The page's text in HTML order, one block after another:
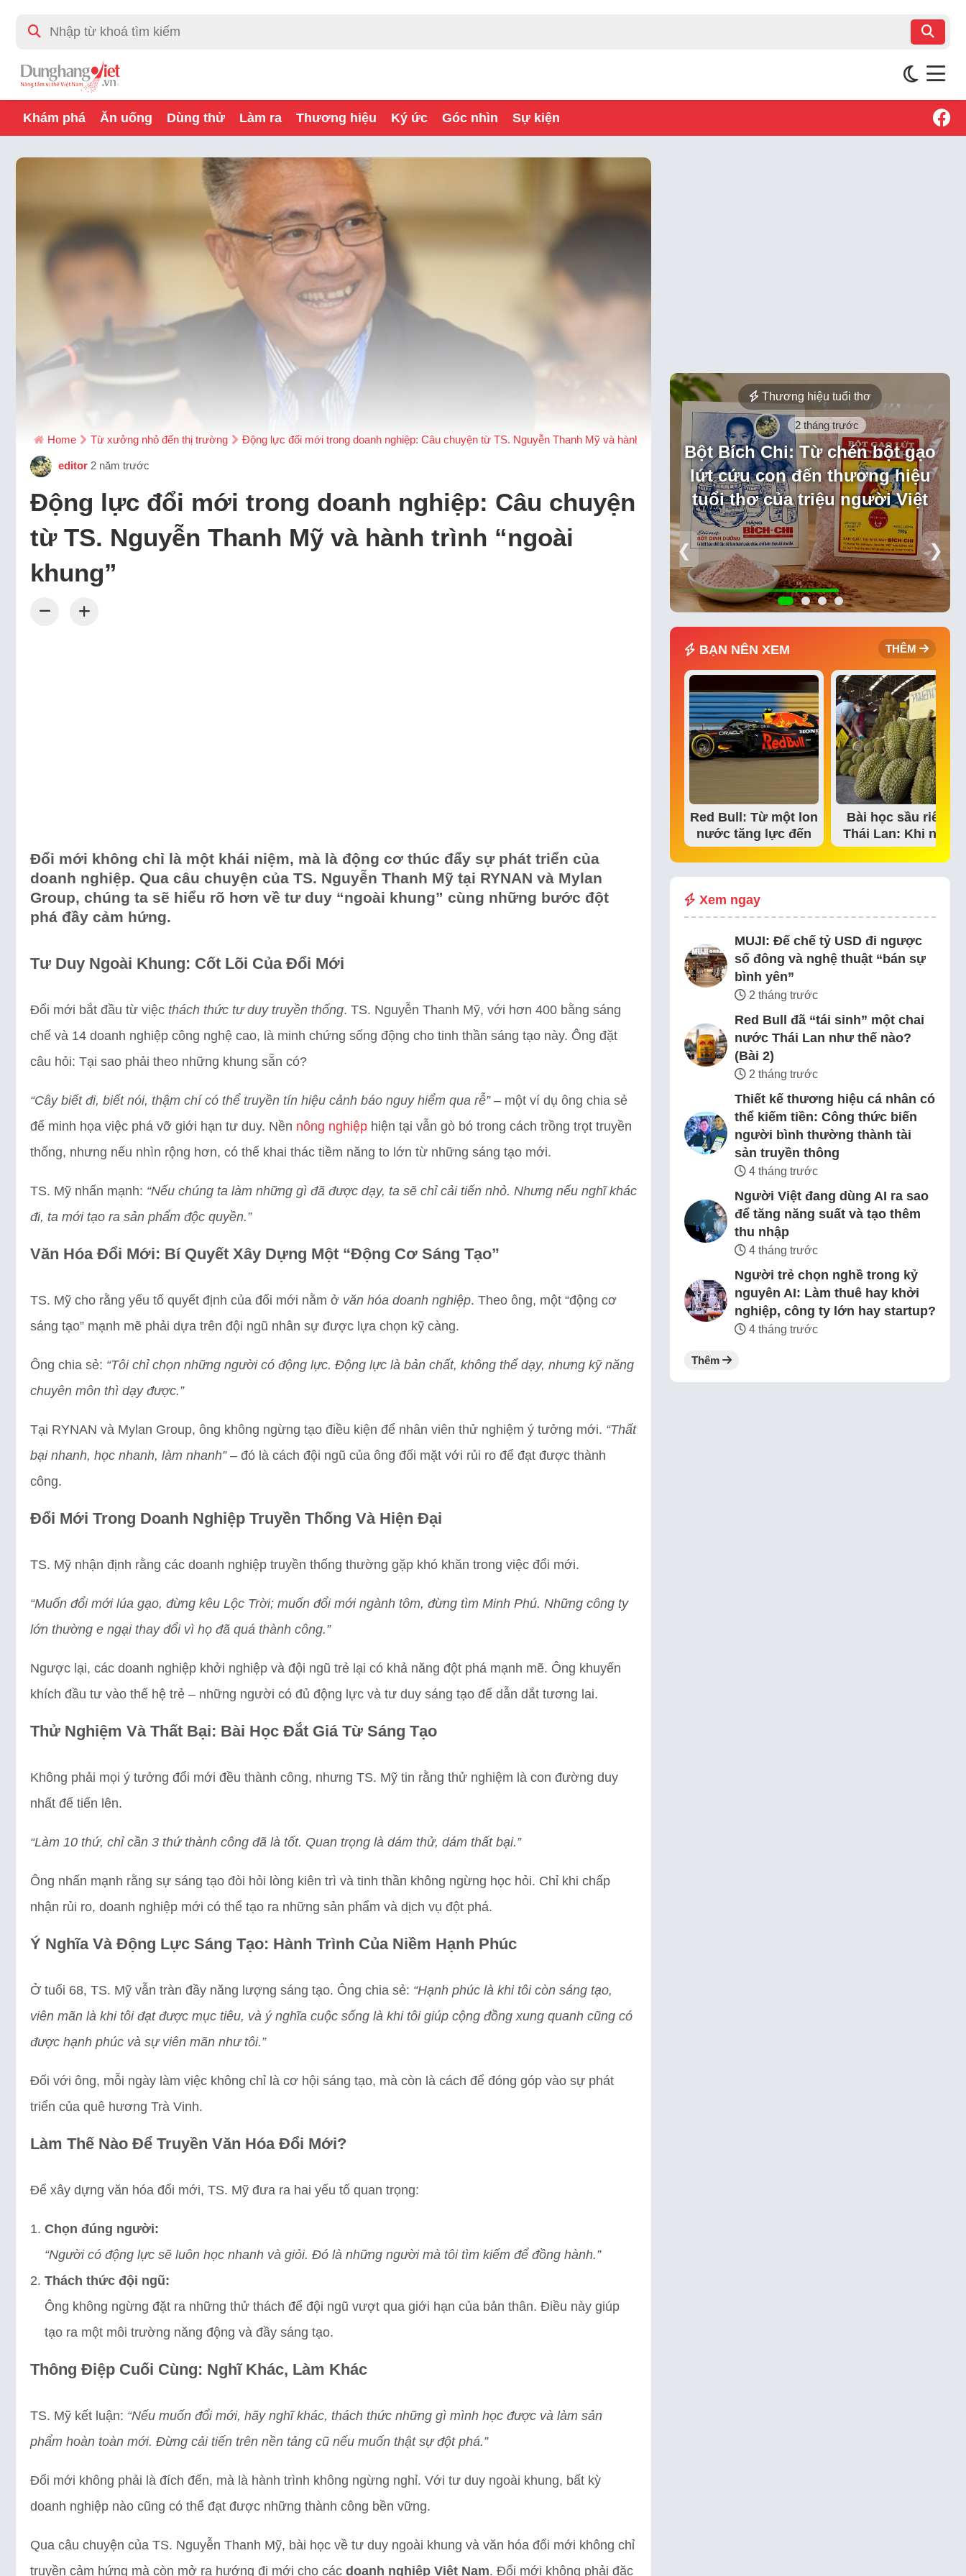
Khám phá Ăn uống Dùng thử Làm ra Thương hiệu Ký ức Góc nhìn Sự kiện
Home Từ xưởng nhỏ đến thị trường Động lực đổi mới trong doanh nghiệp: Câu chuyện từ TS. Nguyễn Thanh Mỹ và hành trình “ngoài khung”
editor 2 năm trước
Động lực đổi mới trong doanh nghiệp: Câu chuyện
từ TS. Nguyễn Thanh Mỹ và hành trình “ngoài
khung”
Đổi mới không chỉ là một khái niệm, mà là động cơ thúc đẩy sự phát triển của
doanh nghiệp. Qua câu chuyện của TS. Nguyễn Thanh Mỹ tại RYNAN và Mylan
Group, chúng ta sẽ hiểu rõ hơn về tư duy “ngoài khung” cùng những bước đột
phá đầy cảm hứng.
Tư Duy Ngoài Khung: Cốt Lõi Của Đổi Mới
Đổi mới bắt đầu từ việc thách thức tư duy truyền thống. TS. Nguyễn Thanh Mỹ, với hơn 400 bằng sáng
chế và 14 doanh nghiệp công nghệ cao, là minh chứng sống động cho tinh thần sáng tạo này. Ông đặt
câu hỏi: Tại sao phải theo những khung sẵn có?
“Cây biết đi, biết nói, thậm chí có thể truyền tín hiệu cảnh báo nguy hiểm qua rễ” – một ví dụ ông chia sẻ
để minh họa việc phá vỡ giới hạn tư duy. Nền nông nghiệp hiện tại vẫn gò bó trong cách trồng trọt truyền
thống, nhưng nếu nhìn rộng hơn, có thể khai thác tiềm năng to lớn từ những sáng tạo mới.
TS. Mỹ nhấn mạnh: “Nếu chúng ta làm những gì đã được dạy, ta sẽ chỉ cải tiến nhỏ. Nhưng nếu nghĩ khác
đi, ta mới tạo ra sản phẩm độc quyền.”
Văn Hóa Đổi Mới: Bí Quyết Xây Dựng Một “Động Cơ Sáng Tạo”
TS. Mỹ cho rằng yếu tố quyết định của đổi mới nằm ở văn hóa doanh nghiệp. Theo ông, một “động cơ
sáng tạo” mạnh mẽ phải dựa trên đội ngũ nhân sự được lựa chọn kỹ càng.
Ông chia sẻ: “Tôi chỉ chọn những người có động lực. Động lực là bản chất, không thể dạy, nhưng kỹ năng
chuyên môn thì dạy được.”
Tại RYNAN và Mylan Group, ông không ngừng tạo điều kiện để nhân viên thử nghiệm ý tưởng mới. “Thất
bại nhanh, học nhanh, làm nhanh”– đó là cách đội ngũ của ông đối mặt với rủi ro để đạt được thành
công.
Đổi Mới Trong Doanh Nghiệp Truyền Thống Và Hiện Đại
TS. Mỹ nhận định rằng các doanh nghiệp truyền thống thường gặp khó khăn trong việc đổi mới.
“Muốn đổi mới lúa gạo, đừng kêu Lộc Trời; muốn đổi mới ngành tôm, đừng tìm Minh Phú. Những công ty
lớn thường e ngại thay đổi vì họ đã quá thành công.”
Ngược lại, các doanh nghiệp khởi nghiệp và đội ngũ trẻ lại có khả năng đột phá mạnh mẽ. Ông khuyến
khích đầu tư vào thế hệ trẻ – những người có đủ động lực và tư duy sáng tạo để dẫn dắt tương lai.
Thử Nghiệm Và Thất Bại: Bài Học Đắt Giá Từ Sáng Tạo
Không phải mọi ý tưởng đổi mới đều thành công, nhưng TS. Mỹ tin rằng thử nghiệm là con đường duy
nhất để tiến lên.
“Làm 10 thứ, chỉ cần 3 thứ thành công đã là tốt. Quan trọng là dám thử, dám thất bại.”
Ông nhấn mạnh rằng sự sáng tạo đòi hỏi lòng kiên trì và tinh thần không ngừng học hỏi. Chỉ khi chấp
nhận rủi ro, doanh nghiệp mới có thể tạo ra những sản phẩm và dịch vụ đột phá.
Ý Nghĩa Và Động Lực Sáng Tạo: Hành Trình Của Niềm Hạnh Phúc
Ở tuổi 68, TS. Mỹ vẫn tràn đầy năng lượng sáng tạo. Ông chia sẻ: “Hạnh phúc là khi tôi còn sáng tạo,
viên mãn là khi tôi đạt được mục tiêu, và ý nghĩa cuộc sống là khi tôi giúp cộng đồng xung quanh cũng có
được hạnh phúc và sự viên mãn như tôi.”
Đối với ông, mỗi ngày làm việc không chỉ là cơ hội sáng tạo, mà còn là cách để đóng góp vào sự phát
triển của quê hương Trà Vinh.
Làm Thế Nào Để Truyền Văn Hóa Đổi Mới?
Để xây dựng văn hóa đổi mới, TS. Mỹ đưa ra hai yếu tố quan trọng:
Chọn đúng người:
“Người có động lực sẽ luôn học nhanh và giỏi. Đó là những người mà tôi tìm kiếm để đồng hành.”
Thách thức đội ngũ:
Ông không ngừng đặt ra những thử thách để đội ngũ vượt qua giới hạn của bản thân. Điều này giúp
tạo ra một môi trường năng động và đầy sáng tạo.
Thông Điệp Cuối Cùng: Nghĩ Khác, Làm Khác
TS. Mỹ kết luận: “Nếu muốn đổi mới, hãy nghĩ khác, thách thức những gì mình học được và làm sản
phẩm hoàn toàn mới. Đừng cải tiến trên nền tảng cũ nếu muốn thật sự đột phá.”
Đổi mới không phải là đích đến, mà là hành trình không ngừng nghỉ. Với tư duy ngoài khung, bất kỳ
doanh nghiệp nào cũng có thể đạt được những thành công bền vững.
Qua câu chuyện của TS. Nguyễn Thanh Mỹ, bài học về tư duy ngoài khung và văn hóa đổi mới không chỉ
truyền cảm hứng mà còn mở ra hướng đi mới cho các doanh nghiệp Việt Nam. Đổi mới không phải đặc
Thương hiệu tuổi thơ
2 tháng trước
Bột Bích Chi: Từ chén bột gạo
lứt cứu con đến thương hiệu
tuổi thơ của triệu người Việt
❮ ❯
BẠN NÊN XEM THÊM
Red Bull: Từ một lon
nước tăng lực đến
đế chế thể…
Bài học sầu riêng
Thái Lan: Khi niềm
tin thị trường bắt…
Xem ngay
MUJI: Đế chế tỷ USD đi ngược
số đông và nghệ thuật “bán sự
bình yên”
2 tháng trước
Red Bull đã “tái sinh” một chai
nước Thái Lan như thế nào?
(Bài 2)
2 tháng trước
Thiết kế thương hiệu cá nhân có
thể kiếm tiền: Công thức biến
người bình thường thành tài
sản truyền thông
4 tháng trước
Người Việt đang dùng AI ra sao
để tăng năng suất và tạo thêm
thu nhập
4 tháng trước
Người trẻ chọn nghề trong kỷ
nguyên AI: Làm thuê hay khởi
nghiệp, công ty lớn hay startup?
4 tháng trước
Thêm